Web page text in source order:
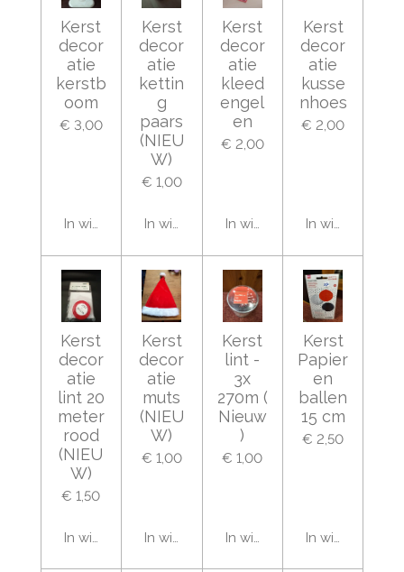
Kerst
decor
atie
kerstb
oom
€ 3,00
In winkelwagen
Kerst
decor
atie
kettin
g
paars
(NIEU
W)
€ 1,00
In winkelwagen
Kerst
decor
atie
kleed
engel
en
€ 2,00
In winkelwagen
Kerst
decor
atie
kusse
nhoes
€ 2,00
In
Kerst
decor
atie
lint 20
meter
rood
(NIEU
W)
€ 1,50
In winkelwagen
Kerst
decor
atie
muts
(NIEU
W)
€ 1,00
In winkelwagen
Kerst
lint -
3x
270m (
Nieuw
)
€ 1,00
In winkelwagen
Kerst
Papier
en
ballen
15 cm
€ 2,50
In